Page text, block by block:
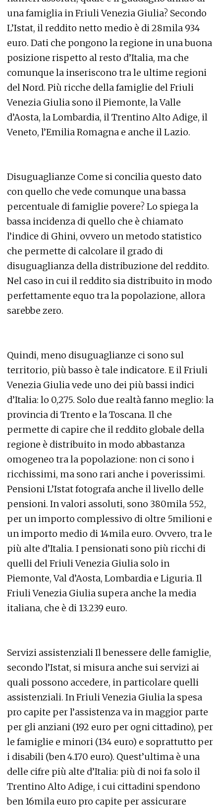
una famiglia in Friuli Venezia Giulia? Secondo
L’Istat, il reddito netto medio è di 28mila 934
euro. Dati che pongono la regione in una buona
posizione rispetto al resto d’Italia, ma che
comunque la inseriscono tra le ultime regioni
del Nord. Più ricche della famiglie del Friuli
Venezia Giulia sono il Piemonte, la Valle
d’Aosta, la Lombardia, il Trentino Alto Adige, il
Veneto, l’Emilia Romagna e anche il Lazio.
Disuguaglianze Come si concilia questo dato
con quello che vede comunque una bassa
percentuale di famiglie povere? Lo spiega la
bassa incidenza di quello che è chiamato
l’indice di Ghini, ovvero un metodo statistico
che permette di calcolare il grado di
disuguaglianza della distribuzione del reddito.
Nel caso in cui il reddito sia distribuito in modo
perfettamente equo tra la popolazione, allora
sarebbe zero.
Quindi, meno disuguaglianze ci sono sul
territorio, più basso è tale indicatore. E il Friuli
Venezia Giulia vede uno dei più bassi indici
d’Italia: lo 0,275. Solo due realtà fanno meglio: la
provincia di Trento e la Toscana. Il che
permette di capire che il reddito globale della
regione è distribuito in modo abbastanza
omogeneo tra la popolazione: non ci sono i
ricchissimi, ma sono rari anche i poverissimi.
Pensioni L’Istat fotografa anche il livello delle
pensioni. In valori assoluti, sono 380mila 552,
per un importo complessivo di oltre 5milioni e
un importo medio di 14mila euro. Ovvero, tra le
più alte d’Italia. I pensionati sono più ricchi di
quelli del Friuli Venezia Giulia solo in
Piemonte, Val d’Aosta, Lombardia e Liguria. Il
Friuli Venezia Giulia supera anche la media
italiana, che è di 13.239 euro.
Servizi assistenziali Il benessere delle famiglie,
secondo l’Istat, si misura anche sui servizi ai
quali possono accedere, in particolare quelli
assistenziali. In Friuli Venezia Giulia la spesa
pro capite per l’assistenza va in maggior parte
per gli anziani (192 euro per ogni cittadino), per
le famiglie e minori (134 euro) e soprattutto per
i disabili (ben 4.170 euro). Quest’ultima è una
delle cifre più alte d’Italia: più di noi fa solo il
Trentino Alto Adige, i cui cittadini spendono
ben 16mila euro pro capite per assicurare